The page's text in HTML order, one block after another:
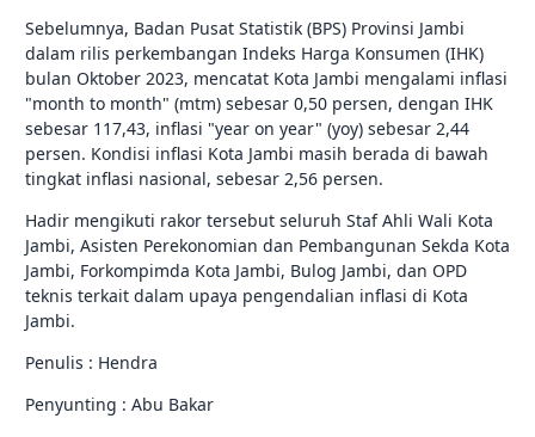
Sebelumnya, Badan Pusat Statistik (BPS) Provinsi Jambi
dalam rilis perkembangan Indeks Harga Konsumen (IHK)
bulan Oktober 2023, mencatat Kota Jambi mengalami inflasi
"month to month" (mtm) sebesar 0,50 persen, dengan IHK
sebesar 117,43, inflasi "year on year" (yoy) sebesar 2,44
persen. Kondisi inflasi Kota Jambi masih berada di bawah
tingkat inflasi nasional, sebesar 2,56 persen.
Hadir mengikuti rakor tersebut seluruh Staf Ahli Wali Kota
Jambi, Asisten Perekonomian dan Pembangunan Sekda Kota
Jambi, Forkompimda Kota Jambi, Bulog Jambi, dan OPD
teknis terkait dalam upaya pengendalian inflasi di Kota
Jambi.
Penulis : Hendra
Penyunting : Abu Bakar